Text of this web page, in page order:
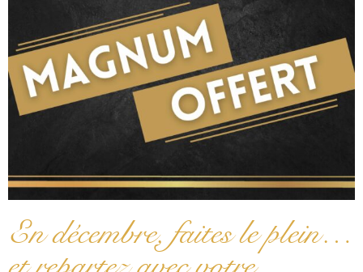
En décembre, faites le plein…